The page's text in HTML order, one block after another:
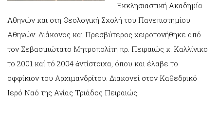
Εκκλησιαστική Ακαδημία
Αθηνών και στη Θεολογική Σχολή του Πανεπιστημίου
Αθηνών. Διάκονος και Πρεσβύτερος χειροτονήθηκε από
τον Σεβασμιώτατο Μητροπολίτη πρ. Πειραιώς κ. Καλλίνικο
το 2001 καί τό 2004 ἀντίστοιχα, όπου και έλαβε το
οφφίκιον του Αρχιμανδρίτου. Διακονεί στον Καθεδρικό
Ιερό Ναό της Αγίας Τριάδος Πειραιώς.